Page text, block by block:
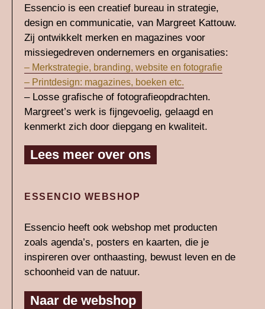
Essencio is een creatief bureau in strategie,
design en communicatie, van Margreet Kattouw.
Zij ontwikkelt merken en magazines voor
missiegedreven ondernemers en organisaties:
– Merkstrategie, branding, website en fotografie
– Printdesign: magazines, boeken etc.
– Losse grafische of fotografieopdrachten.
Margreet’s werk is fijngevoelig, gelaagd en
kenmerkt zich door diepgang en kwaliteit.
Lees meer over ons
ESSENCIO WEBSHOP
Essencio heeft ook webshop met producten
zoals agenda’s, posters en kaarten, die je
inspireren over onthaasting, bewust leven en de
schoonheid van de natuur.
Naar de webshop